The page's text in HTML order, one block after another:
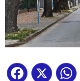
Facebook
X